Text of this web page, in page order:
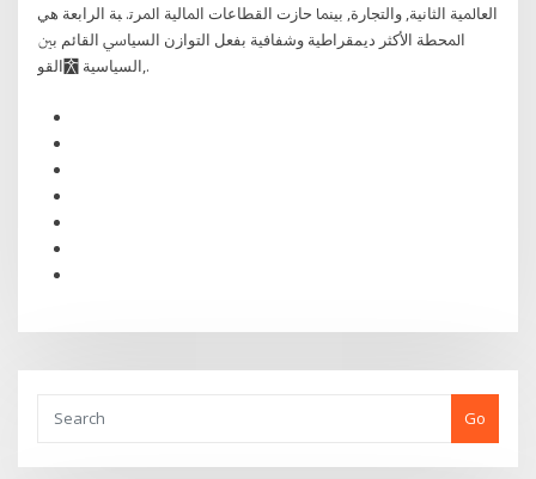
اﻟﻌﺎﳌﻴﺔ اﻟﺜﺎﻧﻴﺔ, ﻭاﻟﺘﺠﺎرة, ﺑﻴﻨﲈ ﺣﺎزت اﻟﻘﻄﺎﻋﺎت اﳌﺎﻟﻴﺔ اﳌﺮﺗ. ﺒﺔ اﻟﺮاﺑﻌﺔ ﻫﻲ
اﳌﺤﻄﺔ اﻷﻛﺜﺮ دﻳﻤﻘﺮاﻃﻴﺔ ﻭﺷﻔﺎﻓﻴﺔ ﺑﻔﻌﻞ اﻟﺘﻮازﻥ اﻟﺴﻴﺎﳼ اﻟﻘﺎﺋﻢ ﺑﲔ
اﻟﻘﻮ￯ اﻟﺴﻴﺎﺳﻴﺔ,.
Go